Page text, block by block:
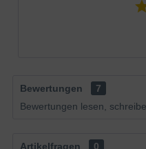
Bewertungen
7
Bewertungen lesen,
Artikelfragen
0